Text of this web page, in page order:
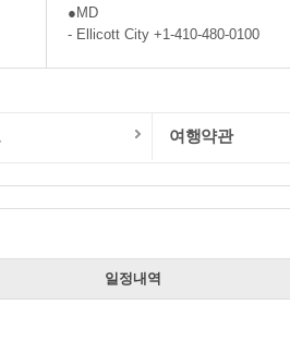
●MD
- Ellicott City +1-410-480-0100
여행약관
일정내역